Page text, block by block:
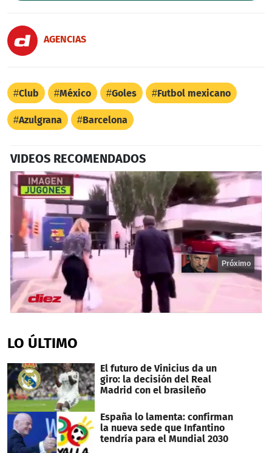
AGENCIAS
Club México Goles Futbol mexicano
Azulgrana Barcelona
VIDEOS RECOMENDADOS
of
17
Próximo
LO ÚLTIMO
El futuro de Vinicius da un
giro: la decisión del Real
Madrid con el brasileño
España lo lamenta: confirman
la nueva sede que Infantino
tendría para el Mundial 2030